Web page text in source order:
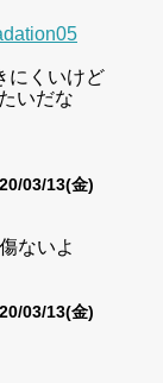
にくいけど
いだな
03/13(金)
ないよ
03/13(金)